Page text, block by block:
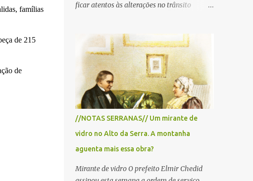
famílias
de 215
de
ficar atentos às alterações no trânsito
realização do L'Étape Serra Negra by Tour
de France presented by Nubank.
Considerado o principal circuito de ciclismo
amador da América Latina, o evento reunirá
atletas de diferentes regiões do país e terá
percursos passando pelos municípios de
Serra Negra, Amparo, Monte Alegre do Sul,
Lindoia e Socorro. Para garantir a segurança
dos participantes e do público, diversos
trechos de rodovias e estradas da região
longo da prova. A largada será na Rua
//NOTAS SERRANAS// Um mirante de
vidro no Alto da Serra. A montanha
aguenta mais essa obra?
Mirante de vidro O prefeito Elmir Chedid